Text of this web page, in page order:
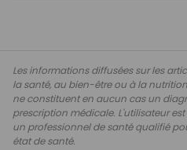
Les informations diffusées sur les
la santé, au bien-être ou à la
ne constituent en aucun cas un
prescription médicale. L'utilisateur
un professionnel de santé qualifié
état de santé.